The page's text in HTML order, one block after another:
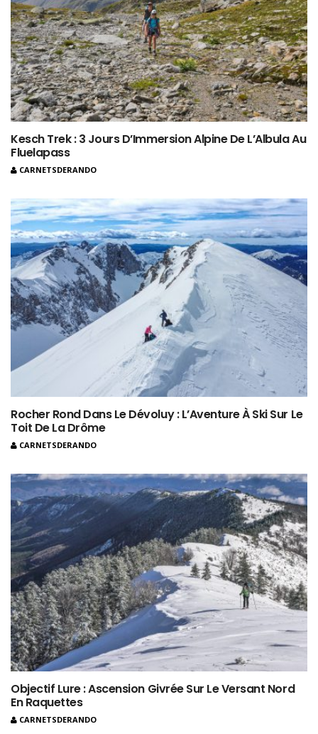
Kesch Trek : 3 Jours D’Immersion Alpine De L’Albula Au
Fluelapass
CARNETSDERANDO
Rocher Rond Dans Le Dévoluy : L’Aventure À Ski Sur Le
Toit De La Drôme
CARNETSDERANDO
Objectif Lure : Ascension Givrée Sur Le Versant Nord
En Raquettes
CARNETSDERANDO